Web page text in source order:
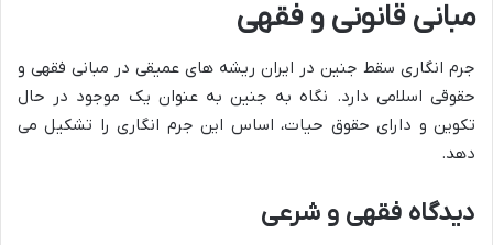
مبانی قانونی و فقهی
جرم انگاری سقط جنین در ایران ریشه های عمیقی در مبانی فقهی و
حقوقی اسلامی دارد. نگاه به جنین به عنوان یک موجود در حال
تکوین و دارای حقوق حیات، اساس این جرم انگاری را تشکیل می
دهد.
دیدگاه فقهی و شرعی